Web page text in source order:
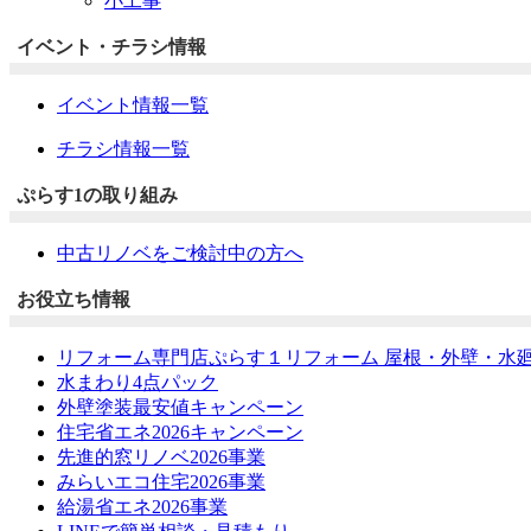
イベント・チラシ情報
イベント情報一覧
チラシ情報一覧
ぷらす1の取り組み
中古リノベをご検討中の方へ
お役立ち情報
リフォーム専門店ぷらす１リフォーム 屋根・外壁・水
水まわり4点パック
外壁塗装最安値キャンペーン
住宅省エネ2026キャンペーン
先進的窓リノベ2026事業
みらいエコ住宅2026事業
給湯省エネ2026事業